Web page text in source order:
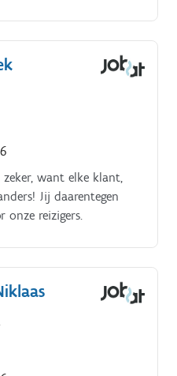
want elke klant,
Jij daarentegen
onze reizigers.